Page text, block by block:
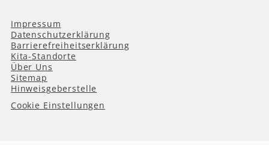
Impressum
Datenschutzerklärung
Barrierefreiheitserklärung
Kita-Standorte
Über Uns
Sitemap
Hinweisgeberstelle
Cookie Einstellungen